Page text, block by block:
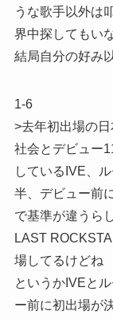
うな歌手以外は
界中探してもい
結局自分の好み
1-6
>去年初出場の
社会とデビュー
しているIVE、
半、デビュー前
で基準が違うら
LAST
場してるけどね
というかIVEと
ー前に初出場が